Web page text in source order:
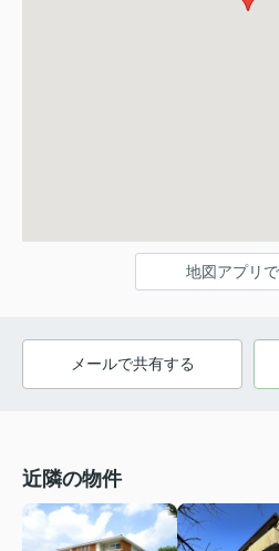
地図アプリ
メールで共有する
近隣の物件